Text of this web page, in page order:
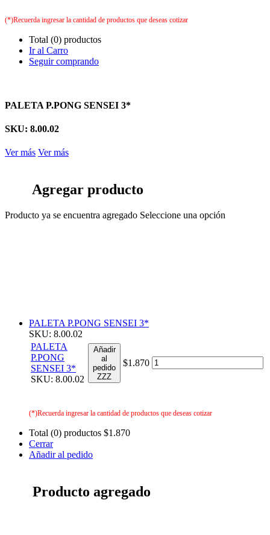
(*)Recuerda ingresar la cantidad de productos que deseas cotizar
Total (0) productos
Ir al Carro
Seguir comprando
PALETA P.PONG SENSEI 3*
SKU: 8.00.02
Ver más Ver más
Agregar producto
Producto ya se encuentra agregado Seleccione una opción
PALETA P.PONG SENSEI 3*
SKU: 8.00.02
PALETA
P.PONG
SENSEI 3*
SKU: 8.00.02
Añadir
al
pedido
ZZZ
$1.870
(*)Recuerda ingresar la cantidad de productos que deseas cotizar
Total (0) productos $1.870
Cerrar
Añadir al pedido
Producto agregado